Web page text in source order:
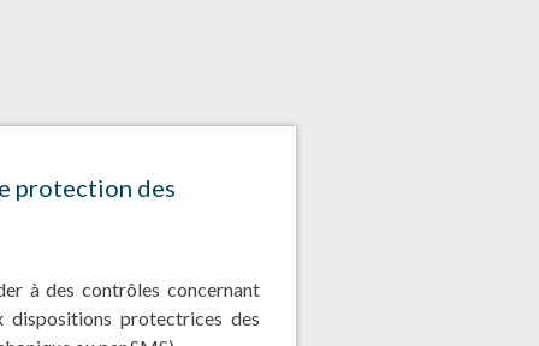
protection des
à des contrôles concernant
dispositions protectrices des